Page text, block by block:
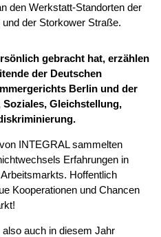
den Werkstatt-Standorten der
der Storkower Straße.
gebracht hat, erzählen
der Deutschen
Berlin und der
Gleichstellung,
INTEGRAL sammelten
Erfahrungen in
Hoffentlich
Kooperationen und Chancen
auch in diesem Jahr